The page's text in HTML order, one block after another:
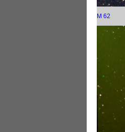
M 62